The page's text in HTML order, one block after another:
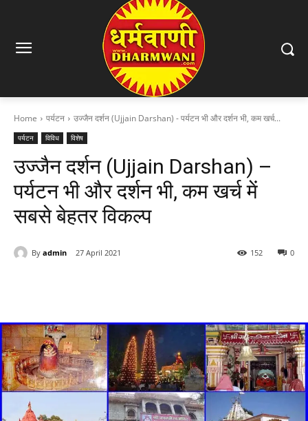
Home पर्यटन उज्जैन दर्शन (Ujjain Darshan) - पर्यटन भी और दर्शन भी, कम खर्च...
पर्यटन विविध विशेष
उज्जैन दर्शन (Ujjain Darshan) –
पर्यटन भी और दर्शन भी, कम खर्च में
सबसे बेहतर विकल्प
By admin 27 April 2021 0
152